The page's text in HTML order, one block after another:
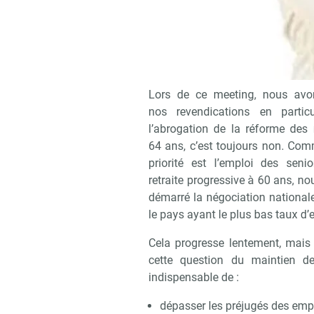
Pour le secrétaire général de
Des délégations de
26 octobre 2024. Quel
Lors de ce meeting, nous
nos revendications en
l’abrogation de la réforme des
64 ans, c’est toujours non.
priorité est l’emploi des
retraite progressive à 60 ans,
démarré la négociation
le pays ayant le plus bas taux
Cela progresse lentement,
cette question du maintien
indispensable de :
dépasser les préjugés des